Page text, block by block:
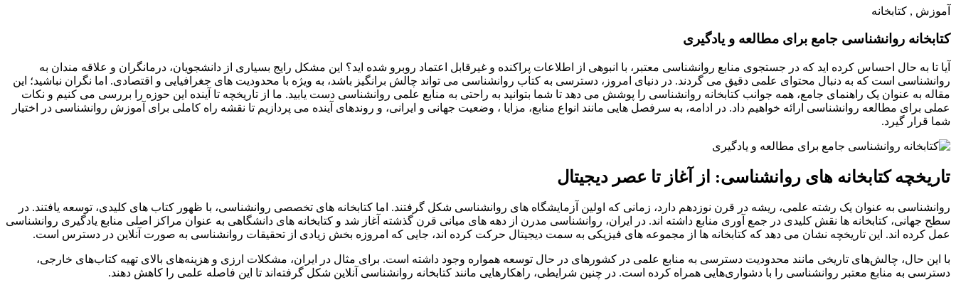
آموزش , کتابخانه
کتابخانه روانشناسی جامع برای مطالعه و یادگیری
آیا تا به حال احساس کرده اید که در جستجوی منابع روانشناسی معتبر، با انبوهی از اطلاعات پراکنده و غیرقابل اعتماد روبرو شده اید؟ این مشکل رایج بسیاری از دانشجویان، درمانگران و علاقه مندان به
روانشناسی است که به دنبال محتوای علمی دقیق می گردند. در دنیای امروز، دسترسی به کتاب روانشناسی می تواند چالش برانگیز باشد، به ویژه با محدودیت های جغرافیایی و اقتصادی. اما نگران نباشید؛ این
مقاله به عنوان یک راهنمای جامع، همه جوانب کتابخانه روانشناسی را پوشش می دهد تا شما بتوانید به راحتی به منابع علمی روانشناسی دست یابید. ما از تاریخچه تا آینده این حوزه را بررسی می کنیم و نکات
عملی برای مطالعه روانشناسی ارائه خواهیم داد. در ادامه، به سرفصل هایی مانند انواع منابع، مزایا ، وضعیت جهانی و ایرانی، و روندهای آینده می پردازیم تا نقشه راه کاملی برای آموزش روانشناسی در اختیار
شما قرار گیرد.
تاریخچه کتابخانه های روانشناسی: از آغاز تا عصر دیجیتال
روانشناسی به عنوان یک رشته علمی، ریشه در قرن نوزدهم دارد، زمانی که اولین آزمایشگاه های روانشناسی شکل گرفتند. اما کتابخانه های تخصصی روانشناسی، با ظهور کتاب های کلیدی، توسعه یافتند. در
سطح جهانی، کتابخانه ها نقش کلیدی در جمع آوری منابع داشته اند. در ایران، روانشناسی مدرن از دهه های میانی قرن گذشته آغاز شد و کتابخانه های دانشگاهی به عنوان مراکز اصلی منابع یادگیری روانشناسی
عمل کرده اند. این تاریخچه نشان می دهد که کتابخانه ها از مجموعه های فیزیکی به سمت دیجیتال حرکت کرده اند، جایی که امروزه بخش زیادی از تحقیقات روانشناسی به صورت آنلاین در دسترس است.
با این حال، چالش‌های تاریخی مانند محدودیت دسترسی به منابع علمی در کشورهای در حال توسعه همواره وجود داشته است. برای مثال در ایران، مشکلات ارزی و هزینه‌های بالای تهیه کتاب‌های خارجی،
دسترسی به منابع معتبر روانشناسی را با دشواری‌هایی همراه کرده است. در چنین شرایطی، راهکارهایی مانند کتابخانه روانشناسی آنلاین شکل گرفته‌اند تا این فاصله علمی را کاهش دهند.